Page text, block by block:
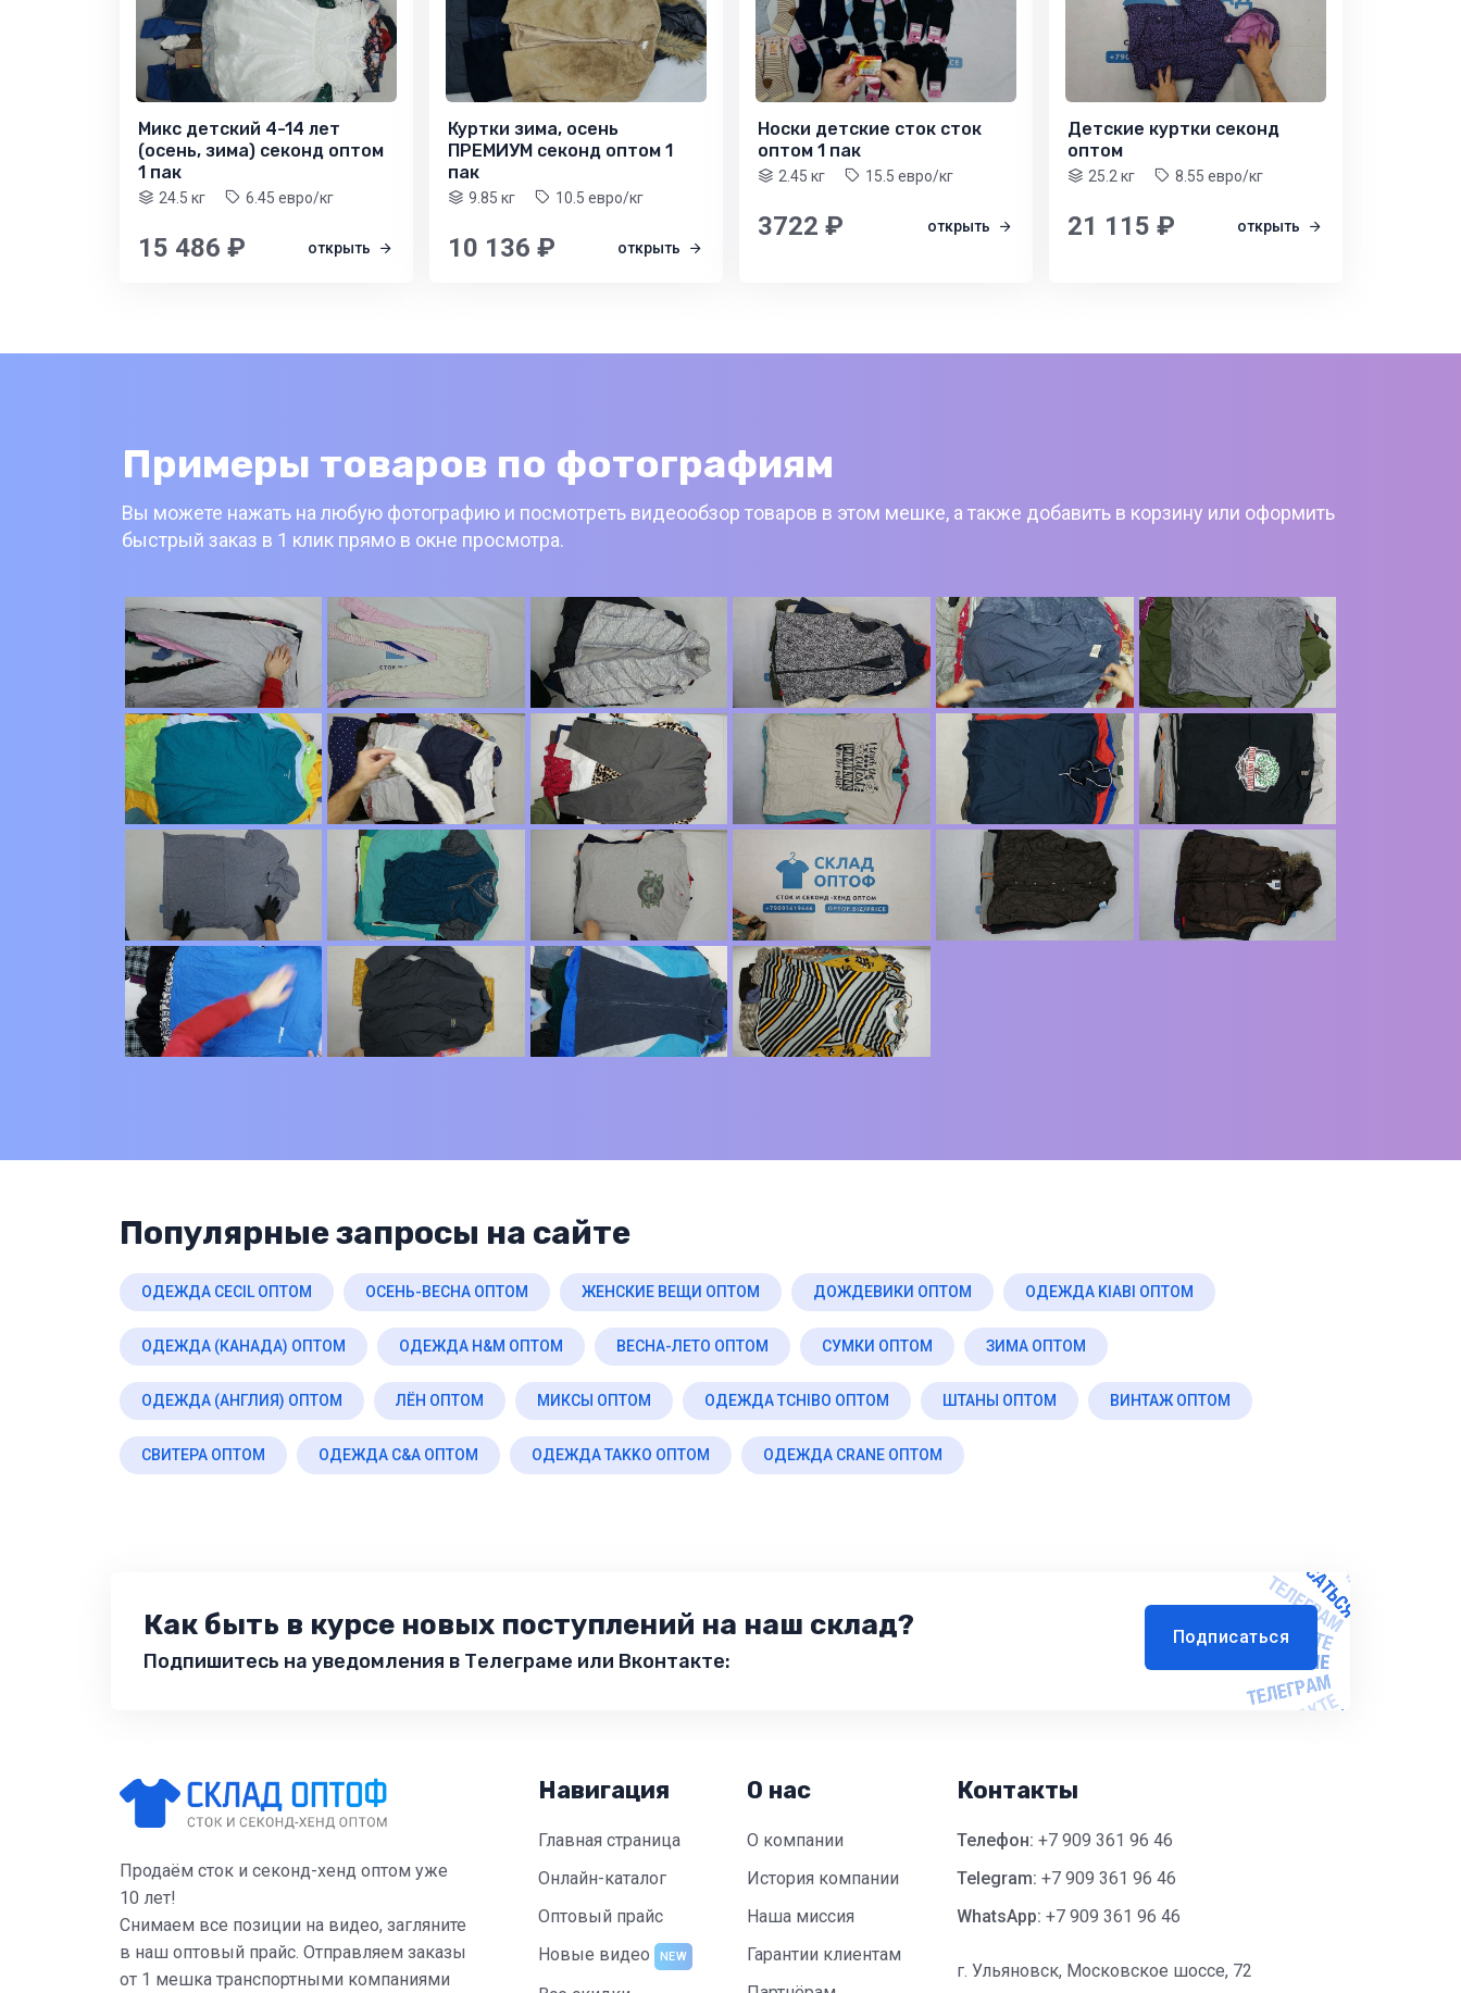
Микс детский 4-14 лет
(осень, зима) секонд оптом
1 пак
24.5 кг 6.45 евро/кг
15 486 ₽ открыть
Куртки зима, осень
ПРЕМИУМ секонд оптом 1
пак
9.85 кг 10.5 евро/кг
10 136 ₽ открыть
Носки детские сток сток
оптом 1 пак
2.45 кг 15.5 евро/кг
3722 ₽ открыть
Детские куртки секонд
оптом
25.2 кг 8.55 евро/кг
21 115 ₽ открыть
Примеры товаров по фотографиям
Вы можете нажать на любую фотографию и посмотреть видеообзор товаров в этом мешке, а также добавить в корзину или оформить
быстрый заказ в 1 клик прямо в окне просмотра.
Популярные запросы на сайте
ОДЕЖДА CECIL ОПТОМ ОСЕНЬ-ВЕСНА ОПТОМ ЖЕНСКИЕ ВЕЩИ ОПТОМ ДОЖДЕВИКИ ОПТОМ ОДЕЖДА KIABI ОПТОМ
ОДЕЖДА (КАНАДА) ОПТОМ ОДЕЖДА H&M ОПТОМ ВЕСНА-ЛЕТО ОПТОМ СУМКИ ОПТОМ ЗИМА ОПТОМ
ОДЕЖДА (АНГЛИЯ) ОПТОМ ЛЁН ОПТОМ МИКСЫ ОПТОМ ОДЕЖДА TCHIBO ОПТОМ ШТАНЫ ОПТОМ ВИНТАЖ ОПТОМ
СВИТЕРА ОПТОМ ОДЕЖДА C&A ОПТОМ ОДЕЖДА TAKKO ОПТОМ ОДЕЖДА CRANE ОПТОМ
Как быть в курсе новых поступлений на наш склад?
Подпишитесь на уведомления в Телеграме или Вконтакте:
Подписаться
Продаём сток и секонд-хенд оптом уже
10 лет!
Снимаем все позиции на видео, загляните
в наш оптовый прайс. Отправляем заказы
от 1 мешка транспортными компаниями
Навигация
Главная страница
Онлайн-каталог
Оптовый прайс
Новые видео
NEW
О нас
О компании
История компании
Наша миссия
Гарантии клиентам
Контакты
Телефон: +7 909 361 96 46
Telegram: +7 909 361 96 46
WhatsApp: +7 909 361 96 46
г. Ульяновск, Московское шоссе, 72